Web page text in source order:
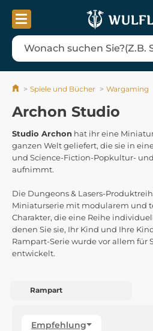
Spiele und Bücher Wargaming
Archon Studio
Studio Archon hat ihr eine
ganzen Welt geliefert, die sie in
und Science-Fiction-Popkultur-
aufnimmt.
Die Dungeons & Lasers-
Miniaturserie mit modularem und
Charakter, die eine Reihe
denen Sie sie, Ihr Kind und Ihre
Rampart-Serie wurde vor allem für
entwickelt.
Rampart
Empfehlung